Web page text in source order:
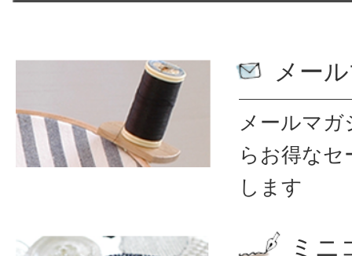
メー
メールマ
ら お得なセ
します
ミニ